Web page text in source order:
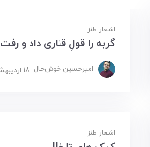
اشعار طنز
گربه را قولِ قناری داد و رفت
امیرحسین ‌خوش‌حال 18 ارديبهشت 1403
اشعار طنز